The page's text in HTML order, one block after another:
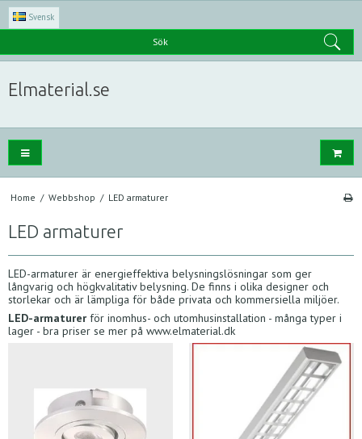
Svensk
Sök
Elmaterial.se
Home / Webbshop / LED armaturer
LED armaturer
LED-armaturer är energieffektiva belysningslösningar som ger
långvarig och högkvalitativ belysning. De finns i olika designer och
storlekar och är lämpliga för både privata och kommersiella miljöer.
LED-armaturer för inomhus- och utomhusinstallation - många typer i
lager - bra priser se mer på www.elmaterial.dk